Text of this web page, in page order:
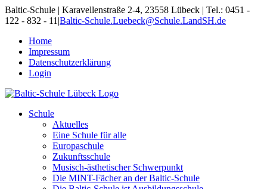
Skip
to
Baltic-Schule | Karavellenstraße 2-4, 23558 Lübeck | Tel.: 0451 -
122 - 832 - 11 |Baltic-Schule.Luebeck@Schule.LandSH.de
Home
Impressum
Datenschutzerklärung
Login
Schule
Aktuelles
Eine Schule für alle
Europaschule
Zukunftsschule
Musisch-ästhetischer Schwerpunkt
Die MINT-Fächer an der Baltic-Schule